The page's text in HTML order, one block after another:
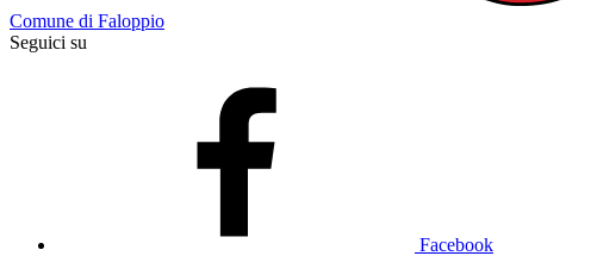
Comune di Faloppio
Seguici su
Facebook